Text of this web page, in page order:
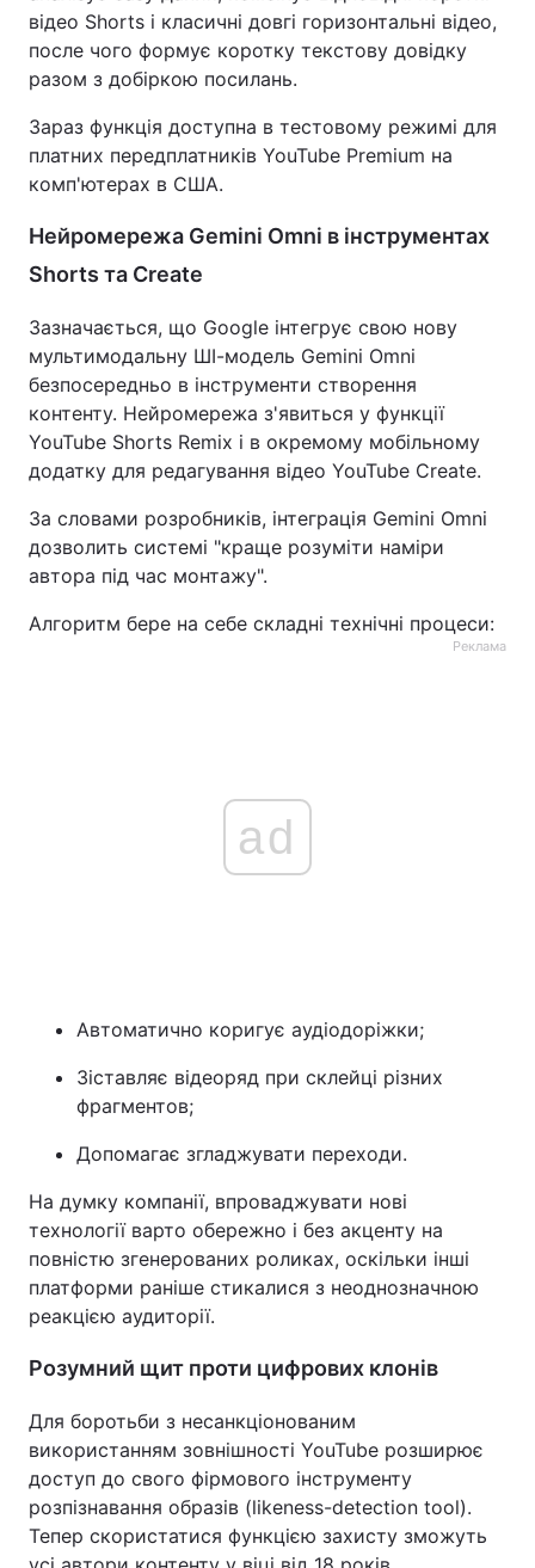
відео Shorts і класичні довгі горизонтальні відео,
после чого формує коротку текстову довідку
разом з добіркою посилань.
Зараз функція доступна в тестовому режимі для
платних передплатників YouTube Premium на
комп'ютерах в США.
Нейромережа Gemini Omni в інструментах
Shorts та Create
Зазначається, що Google інтегрує свою нову
мультимодальну ШІ-модель Gemini Omni
безпосередньо в інструменти створення
контенту. Нейромережа з'явиться у функції
YouTube Shorts Remix і в окремому мобільному
додатку для редагування відео YouTube Create.
За словами розробників, інтеграція Gemini Omni
дозволить системі "краще розуміти наміри
автора під час монтажу".
Алгоритм бере на себе складні технічні процеси:
Реклама
ad
Автоматично коригує аудіодоріжки;
Зіставляє відеоряд при склейці різних
фрагментов;
Допомагає згладжувати переходи.
На думку компанії, впроваджувати нові
технології варто обережно і без акценту на
повністю згенерованих роликах, оскільки інші
платформи раніше стикалися з неоднозначною
реакцією аудиторії.
Розумний щит проти цифрових клонів
Для боротьби з несанкціонованим
використанням зовнішності YouTube розширює
доступ до свого фірмового інструменту
розпізнавання образів (likeness-detection tool).
Тепер скористатися функцією захисту зможуть